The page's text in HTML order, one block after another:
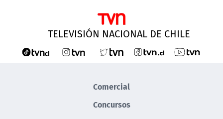
TELEVISIÓN NACIONAL DE CHILE
Comercial
Concursos